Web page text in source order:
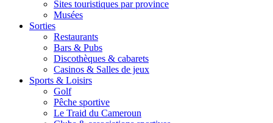
Sites touristiques par province
Musées
Sorties
Restaurants
Bars & Pubs
Discothèques & cabarets
Casinos & Salles de jeux
Sports & Loisirs
Golf
Pêche sportive
Le Traid du Cameroun